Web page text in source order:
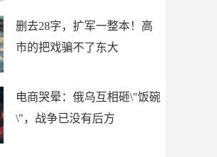
删去28字，扩军一整本！高
市的把戏骗不了东大
电商哭晕：俄乌互相砸\"饭碗
\"，战争已没有后方